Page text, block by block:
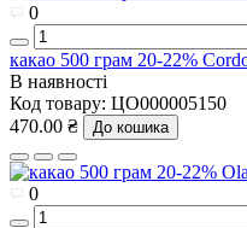
0
какао 500 грам 20-22%
В наявності
Код товару: ЦО000005150
470.00 ₴
До кошика
0